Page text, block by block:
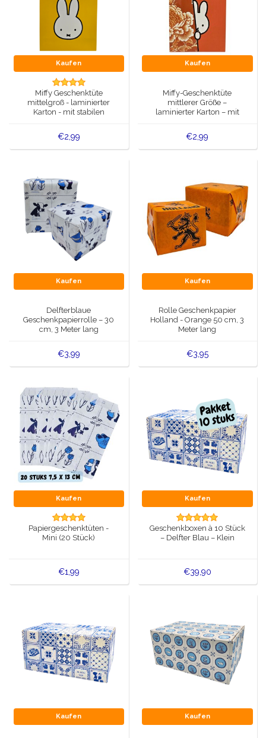
Kaufen
Miffy Geschenktüte
mittelgroß - laminierter
Karton - mit stabilen
€2,99
Kaufen
Miffy-Geschenktüte
mittlerer Größe –
laminierter Karton – mit
€2,99
Kaufen
Delfterblaue
Geschenkpapierrolle – 30
cm, 3 Meter lang
€3,99
Kaufen
Rolle Geschenkpapier
Holland - Orange 50 cm, 3
Meter lang
€3,95
Kaufen
Papiergeschenktüten -
Mini (20 Stück)
€1,99
Kaufen
Geschenkboxen à 10 Stück
– Delfter Blau – Klein
€39,90
Kaufen Kaufen